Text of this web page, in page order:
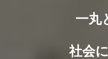
一丸
社会